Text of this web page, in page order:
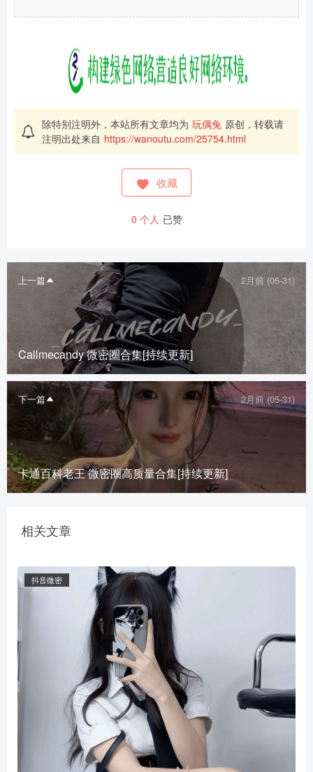
除特别注明外，本站所有文章均为 玩偶兔 原创，转载请
注明出处来自 https://wanoutu.com/25754.html
收藏
0 个人 已赞
上一篇 2月前 (05-31)
Callmecandy 微密圈合集[持续更新]
下一篇 2月前 (05-31)
卡通百科老王 微密圈高质量合集[持续更新]
相关文章
抖音微密